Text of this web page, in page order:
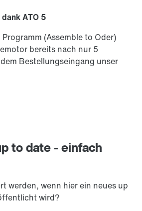
ATO 5
(Assemble to Oder)
bereits nach nur 5
Bestellungseingang unser
to date - einfach
werden, wenn hier ein neues up
wird?